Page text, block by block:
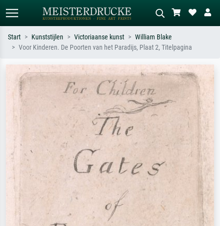
Zoek op kunstenaar, titel of stijl – bijv.
Monet, Sterrennacht, impressionisme,
Hokusai-golf, naakt.
Beschrijf de scène – bijv. groene
weide, abstract met veel rood, donker
olieverfschilderij, staand naakt naast
een boom.
Start Kunststijlen Victoriaanse kunst
William Blake
Voor Kinderen. De Poorten van het Paradijs, Plaat 2, Titelpagina